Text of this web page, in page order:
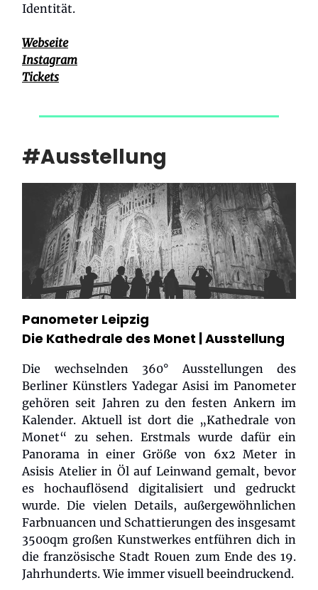
Identität.
Webseite
Instagram
Tickets
#Ausstellung
Panometer Leipzig
Die Kathedrale des Monet | Ausstellung
Die wechselnden 360° Ausstellungen des
Berliner Künstlers Yadegar Asisi im Panometer
gehören seit Jahren zu den festen Ankern im
Kalender. Aktuell ist dort die „Kathedrale von
Monet“ zu sehen. Erstmals wurde dafür ein
Panorama in einer Größe von 6x2 Meter in
Asisis Atelier in Öl auf Leinwand gemalt, bevor
es hochauflösend digitalisiert und gedruckt
wurde. Die vielen Details, außergewöhnlichen
Farbnuancen und Schattierungen des insgesamt
3500qm großen Kunstwerkes entführen dich in
die französische Stadt Rouen zum Ende des 19.
Jahrhunderts. Wie immer visuell beeindruckend.